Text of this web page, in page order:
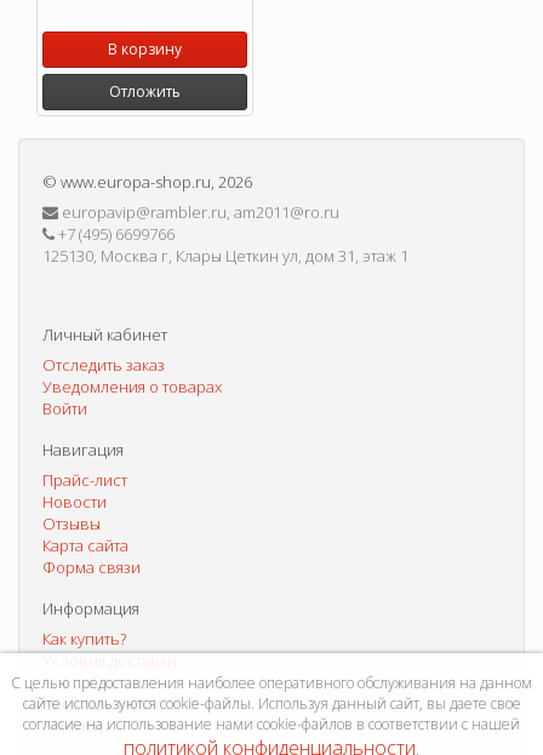
В корзину
Отложить
© www.europa-shop.ru, 2026
europavip@rambler.ru, am2011@ro.ru
+7 (495) 6699766
125130, Москва г, Клары Цеткин ул, дом 31, этаж 1
Личный кабинет
Отследить заказ
Уведомления о товарах
Войти
Навигация
Прайс-лист
Новости
Отзывы
Карта сайта
Форма связи
Информация
Как купить?
Условия доставки
Способы оплаты
Система скидок
Контакты
С целью предоставления наиболее оперативного обслуживания на данном
сайте используются cookie-файлы. Используя данный сайт, вы даете свое
согласие на использование нами cookie-файлов в соответствии с нашей
политикой конфиденциальности.